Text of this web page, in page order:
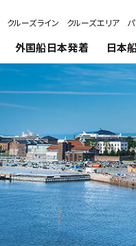
外国船日本発着 日本
クルーズライン クルーズエリア